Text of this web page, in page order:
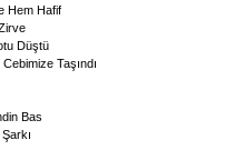
Hem Hafif
Düştü
Taşındı
Bas